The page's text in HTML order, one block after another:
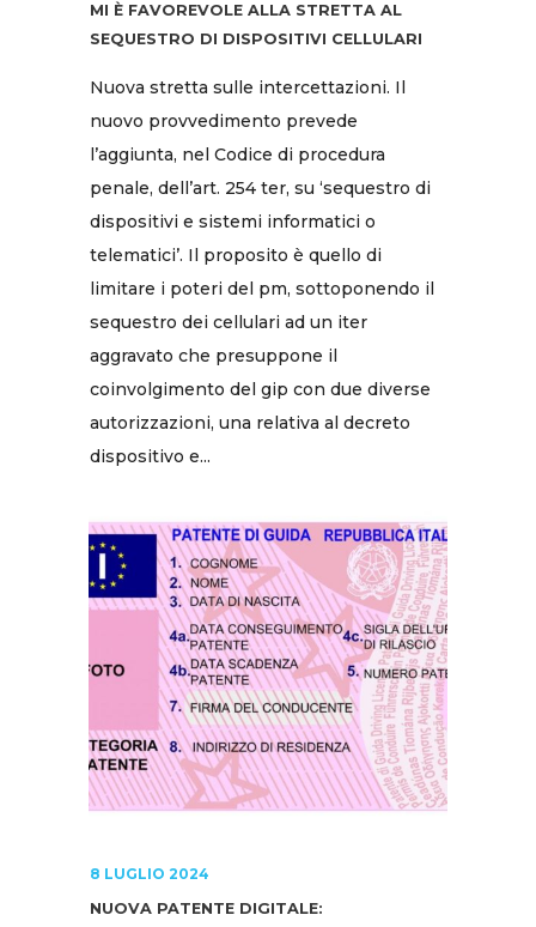
MI È FAVOREVOLE ALLA STRETTA AL
SEQUESTRO DI DISPOSITIVI CELLULARI
Nuova stretta sulle intercettazioni. Il
nuovo provvedimento prevede
l’aggiunta, nel Codice di procedura
penale, dell’art. 254 ter, su ‘sequestro di
dispositivi e sistemi informatici o
telematici’. Il proposito è quello di
limitare i poteri del pm, sottoponendo il
sequestro dei cellulari ad un iter
aggravato che presuppone il
coinvolgimento del gip con due diverse
autorizzazioni, una relativa al decreto
dispositivo e...
8 LUGLIO 2024
NUOVA PATENTE DIGITALE: